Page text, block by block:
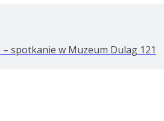
spotkanie w Muzeum Dulag 121